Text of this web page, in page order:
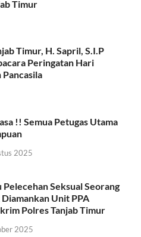
Timur
Timur, H. Sapril, S.I.P
Peringatan Hari
!! Semua Petugas Utama
2025
Pelecehan Seksual Seorang
Unit PPA
Polres Tanjab Timur
2025